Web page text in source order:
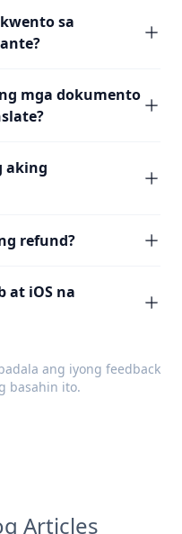
sa
mga dokumento
aking
refund?
at iOS na
ang iyong feedback
basahin ito.
Articles